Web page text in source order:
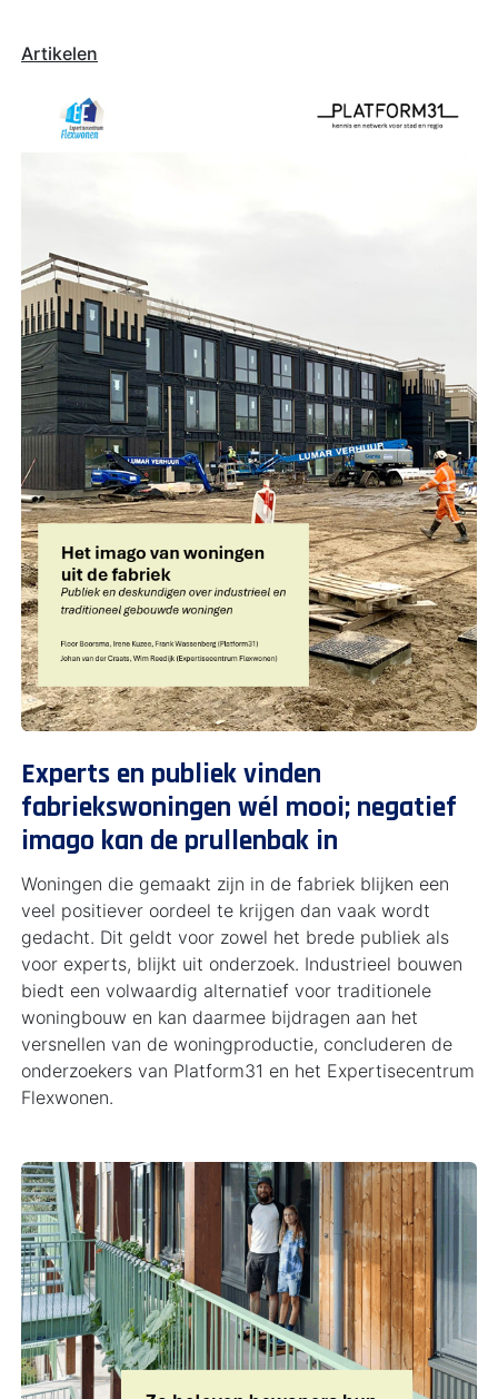
Artikelen
Experts en publiek vinden
fabriekswoningen wél mooi; negatief
imago kan de prullenbak in
Woningen die gemaakt zijn in de fabriek blijken een
veel positiever oordeel te krijgen dan vaak wordt
gedacht. Dit geldt voor zowel het brede publiek als
voor experts, blijkt uit onderzoek. Industrieel bouwen
biedt een volwaardig alternatief voor traditionele
woningbouw en kan daarmee bijdragen aan het
versnellen van de woningproductie, concluderen de
onderzoekers van Platform31 en het Expertisecentrum
Flexwonen.